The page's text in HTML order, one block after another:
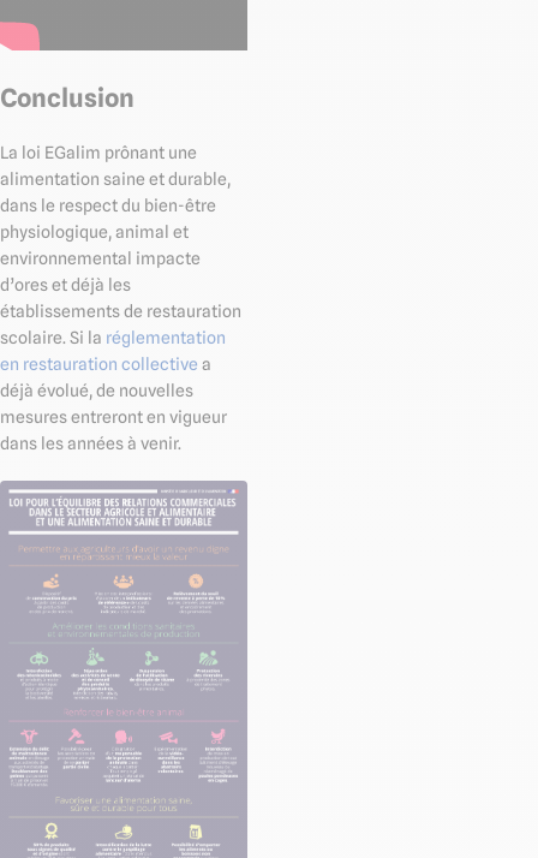
Conclusion
La loi EGalim prônant une
alimentation saine et durable,
dans le respect du bien-être
physiologique, animal et
environnemental impacte
d’ores et déjà les
établissements de restauration
scolaire. Si la réglementation
en restauration collective a
déjà évolué, de nouvelles
mesures entreront en vigueur
dans les années à venir.